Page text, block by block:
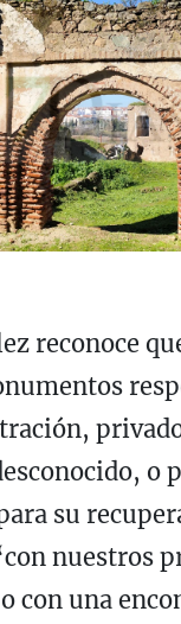
reconoce
o
su
nuestros
con una